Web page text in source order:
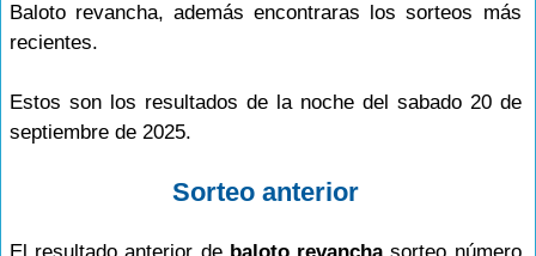
Baloto revancha, además encontraras los sorteos más
recientes.
Estos son los resultados de la noche del sabado 20 de
septiembre de 2025.
Sorteo anterior